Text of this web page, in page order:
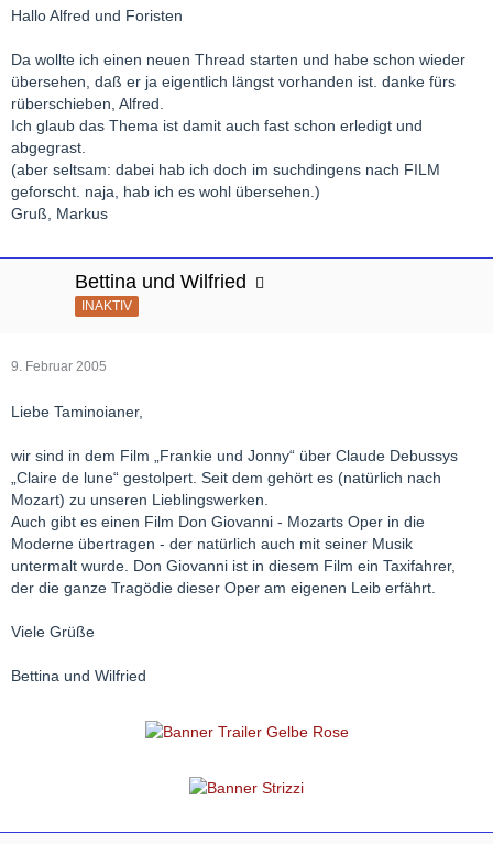
Hallo Alfred und Foristen
Da wollte ich einen neuen Thread starten und habe schon wieder
übersehen, daß er ja eigentlich längst vorhanden ist. danke fürs
rüberschieben, Alfred.
Ich glaub das Thema ist damit auch fast schon erledigt und
abgegrast.
(aber seltsam: dabei hab ich doch im suchdingens nach FILM
geforscht. naja, hab ich es wohl übersehen.)
Gruß, Markus
Bettina und Wilfried
INAKTIV
9. Februar 2005
Liebe Taminoianer,
wir sind in dem Film „Frankie und Jonny“ über Claude Debussys
„Claire de lune“ gestolpert. Seit dem gehört es (natürlich nach
Mozart) zu unseren Lieblingswerken.
Auch gibt es einen Film Don Giovanni - Mozarts Oper in die
Moderne übertragen - der natürlich auch mit seiner Musik
untermalt wurde. Don Giovanni ist in diesem Film ein Taxifahrer,
der die ganze Tragödie dieser Oper am eigenen Leib erfährt.
Viele Grüße
Bettina und Wilfried